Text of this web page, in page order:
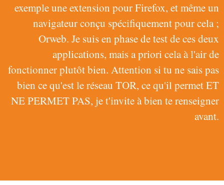
exemple une extension pour Firefox, et même un
navigateur conçu spécifiquement pour cela ;
Orweb. Je suis en phase de test de ces deux
applications, mais a priori cela à l'air de
fonctionner plutôt bien. Attention si tu ne sais pas
bien ce qu'est le réseau TOR, ce qu'il permet ET
NE PERMET PAS, je t'invite à bien te renseigner
avant.